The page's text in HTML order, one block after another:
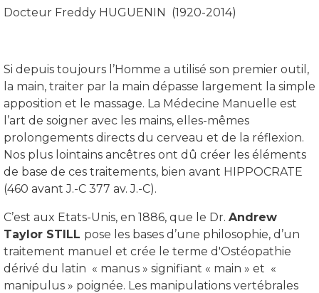
Docteur Freddy HUGUENIN (1920-2014)
Si depuis toujours l’Homme a utilisé son premier outil,
la main, traiter par la main dépasse largement la simple
apposition et le massage. La Médecine Manuelle est
l’art de soigner avec les mains, elles-mêmes
prolongements directs du cerveau et de la réflexion.
Nos plus lointains ancêtres ont dû créer les éléments
de base de ces traitements, bien avant HIPPOCRATE
(460 avant J.-C 377 av. J.-C).
C’est aux Etats-Unis, en 1886, que le Dr. Andrew
Taylor STILL pose les bases d’une philosophie, d’un
traitement manuel et crée le terme d'Ostéopathie
dérivé du latin « manus » signifiant « main » et «
manipulus » poignée. Les manipulations vertébrales